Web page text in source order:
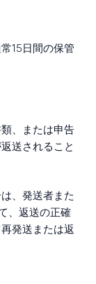
15日間の保管
、または申告
送されること
、発送者また
、返送の正確
発送または返